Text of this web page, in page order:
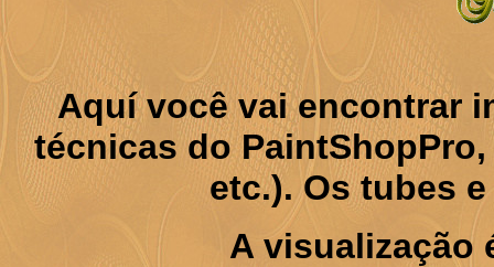
Aquí você vai encontrar
técnicas do
etc.). Os tubes
A visualização